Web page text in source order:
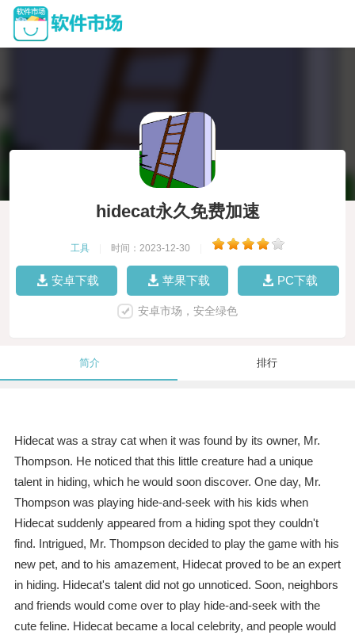
hidecat永久免费加速
工具 时间：2023-12-30
安卓下载 苹果下载 PC下载
安卓市场，安全绿色
简介 排行
Hidecat was a stray cat when it was found by its owner, Mr.
Thompson. He noticed that this little creature had a unique
talent in hiding, which he would soon discover. One day, Mr.
Thompson was playing hide-and-seek with his kids when
Hidecat suddenly appeared from a hiding spot they couldn't
find. Intrigued, Mr. Thompson decided to play the game with his
new pet, and to his amazement, Hidecat proved to be an expert
in hiding. Hidecat's talent did not go unnoticed. Soon, neighbors
and friends would come over to play hide-and-seek with the
cute feline. Hidecat became a local celebrity, and people would